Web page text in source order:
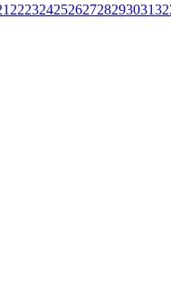
2223242526272829303132